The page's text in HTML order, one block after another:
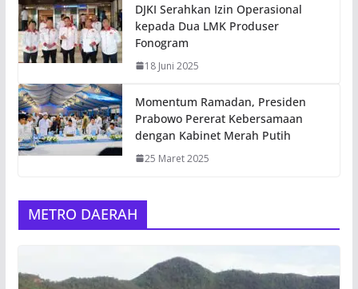
DJKI Serahkan Izin Operasional
kepada Dua LMK Produser
Fonogram
18 Juni 2025
Momentum Ramadan, Presiden
Prabowo Pererat Kebersamaan
dengan Kabinet Merah Putih
25 Maret 2025
METRO DAERAH